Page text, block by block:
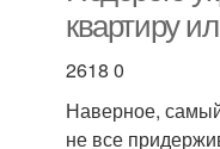
квартиру
2618 0
Наверное,
не все